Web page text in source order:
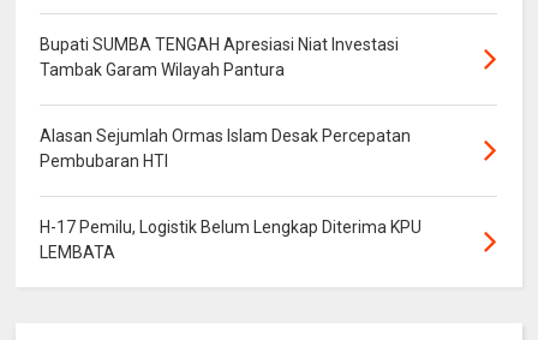
Bupati SUMBA TENGAH Apresiasi Niat Investasi
Tambak Garam Wilayah Pantura
Alasan Sejumlah Ormas Islam Desak Percepatan
Pembubaran HTI
H-17 Pemilu, Logistik Belum Lengkap Diterima KPU
LEMBATA